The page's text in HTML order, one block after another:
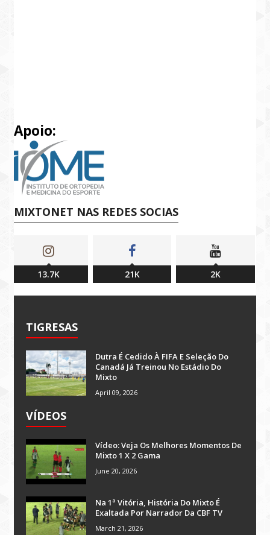
Apoio:
MIXTONET NAS REDES SOCIAS
13.7K 21K 2K
TIGRESAS
Dutra É Cedido À FIFA E Seleção Do
Canadá Já Treinou No Estádio Do
Mixto
April 09, 2026
VÍDEOS
Vídeo: Veja Os Melhores Momentos De
Mixto 1 X 2 Gama
June 20, 2026
Na 1ª Vitória, História Do Mixto É
Exaltada Por Narrador Da CBF TV
March 21, 2026